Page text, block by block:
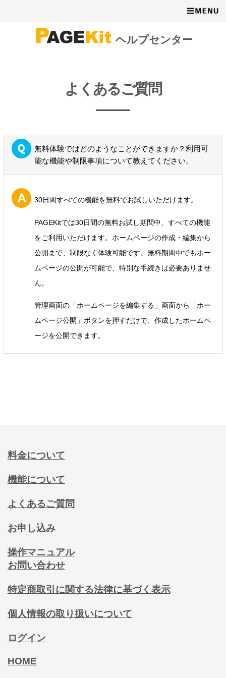
ヘルプセンター
よくあるご質問
無料体験ではどのようなことができますか？利用可
能な機能や制限事項について教えてください。
30日間すべての機能を無料でお試しいただけます。
PAGEKitでは30日間の無料お試し期間中、すべての機能
をご利用いただけます。ホームページの作成・編集から
公開まで、制限なく体験可能です。無料期間中でもホー
ムページの公開が可能で、特別な手続きは必要ありませ
ん。
管理画面の「ホームページを編集する」画面から「ホー
ムページ公開」ボタンを押すだけで、作成したホームペ
ージを公開できます。
料金について
機能について
よくあるご質問
お申し込み
操作マニュアル
お問い合わせ
特定商取引に関する法律に基づく表示
個人情報の取り扱いについて
ログイン
HOME